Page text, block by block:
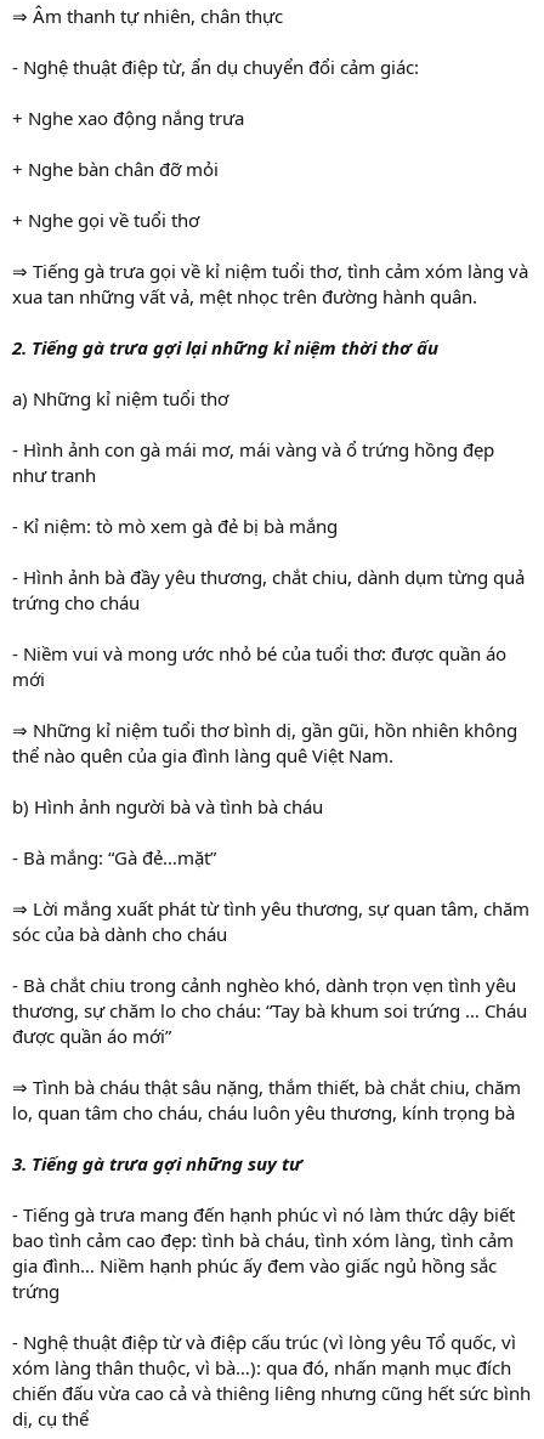
⇒ Âm thanh tự nhiên, chân thực
- Nghệ thuật điệp từ, ẩn dụ chuyển đổi cảm giác:
+ Nghe xao động nắng trưa
+ Nghe bàn chân đỡ mỏi
+ Nghe gọi về tuổi thơ
⇒ Tiếng gà trưa gọi về kỉ niệm tuổi thơ, tình cảm xóm làng và
xua tan những vất vả, mệt nhọc trên đường hành quân.
2. Tiếng gà trưa gợi lại những kỉ niệm thời thơ ấu
a) Những kỉ niệm tuổi thơ
- Hình ảnh con gà mái mơ, mái vàng và ổ trứng hồng đẹp
như tranh
- Kỉ niệm: tò mò xem gà đẻ bị bà mắng
- Hình ảnh bà đầy yêu thương, chắt chiu, dành dụm từng quả
trứng cho cháu
- Niềm vui và mong ước nhỏ bé của tuổi thơ: được quần áo
mới
⇒ Những kỉ niệm tuổi thơ bình dị, gần gũi, hồn nhiên không
thể nào quên của gia đình làng quê Việt Nam.
b) Hình ảnh người bà và tình bà cháu
- Bà mắng: “Gà đẻ…mặt”
⇒ Lời mắng xuất phát từ tình yêu thương, sự quan tâm, chăm
sóc của bà dành cho cháu
- Bà chắt chiu trong cảnh nghèo khó, dành trọn vẹn tình yêu
thương, sự chăm lo cho cháu: “Tay bà khum soi trứng … Cháu
được quần áo mới”
⇒ Tình bà cháu thật sâu nặng, thắm thiết, bà chắt chiu, chăm
lo, quan tâm cho cháu, cháu luôn yêu thương, kính trọng bà
3. Tiếng gà trưa gợi những suy tư
- Tiếng gà trưa mang đến hạnh phúc vì nó làm thức dậy biết
bao tình cảm cao đẹp: tình bà cháu, tình xóm làng, tình cảm
gia đình… Niềm hạnh phúc ấy đem vào giấc ngủ hồng sắc
trứng
- Nghệ thuật điệp từ và điệp cấu trúc (vì lòng yêu Tổ quốc, vì
xóm làng thân thuộc, vì bà…): qua đó, nhấn mạnh mục đích
chiến đấu vừa cao cả và thiêng liêng nhưng cũng hết sức bình
dị, cụ thể